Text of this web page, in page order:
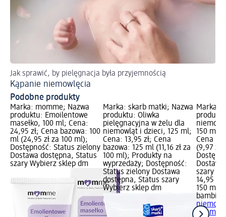
Jak sprawić, by pielęgnacja była przyjemnością
Kąpanie niemowlęcia
Podobne produkty
Marka: momme; Nazwa
produktu: Emoilentowe
masełko, 100 ml; Cena:
24,95 zł; Cena bazowa: 100
ml (24,95 zł za 100 ml);
Dostępność: Status zielony
Dostawa dostępna, Status
szary Wybierz sklep dm
Marka: skarb matki; Nazwa
produktu: Oliwka
pielęgnacyjna w żelu dla
niemowląt i dzieci, 125 ml;
Cena: 13,95 zł; Cena
bazowa: 125 ml (11,16 zł za
100 ml); Produkty na
wyprzedaży; Dostępność:
Status zielony Dostawa
dostępna, Status szary
Wybierz sklep dm
Marka:
150 ml;
Cena
(9,97 zł
szary
14,95 zł
150 ml
bambino
150 ml